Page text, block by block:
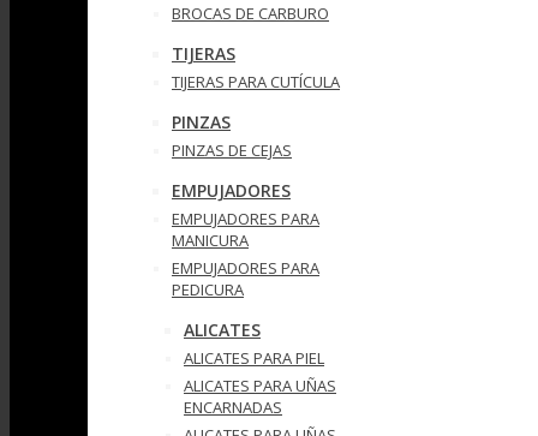
BROCAS DE CARBURO
TIJERAS
TIJERAS PARA CUTÍCULA
PINZAS
PINZAS DE CEJAS
EMPUJADORES
EMPUJADORES PARA
MANICURA
EMPUJADORES PARA
PEDICURA
ALICATES
ALICATES PARA PIEL
ALICATES PARA UÑAS
ENCARNADAS